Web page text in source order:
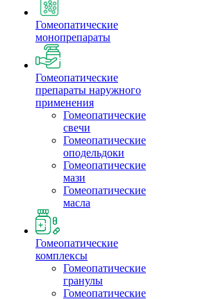
Гомеопатические
монопрепараты
Гомеопатические
препараты наружного
применения
Гомеопатические
свечи
Гомеопатические
оподельдоки
Гомеопатические
мази
Гомеопатические
масла
Гомеопатические
комплексы
Гомеопатические
гранулы
Гомеопатические